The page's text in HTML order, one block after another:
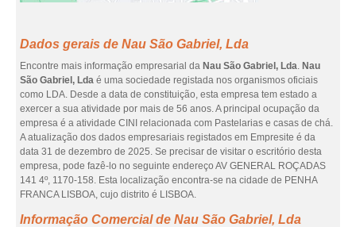
Dados gerais de Nau São Gabriel, Lda
Encontre mais informação empresarial da Nau São Gabriel, Lda. Nau
São Gabriel, Lda é uma sociedade registada nos organismos oficiais
como LDA. Desde a data de constituição, esta empresa tem estado a
exercer a sua atividade por mais de 56 anos. A principal ocupação da
empresa é a atividade CINI relacionada com Pastelarias e casas de chá.
A atualização dos dados empresariais registados em Empresite é da
data 31 de dezembro de 2025. Se precisar de visitar o escritório desta
empresa, pode fazê-lo no seguinte endereço AV GENERAL ROÇADAS
141 4º, 1170-158. Esta localização encontra-se na cidade de PENHA
FRANCA LISBOA, cujo distrito é LISBOA.
Informação Comercial de Nau São Gabriel, Lda